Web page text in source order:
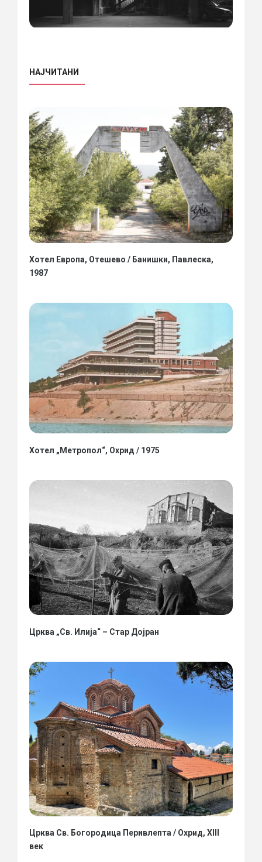
НАЈЧИТАНИ
Хотел Европа, Отешево / Банишки, Павлеска,
1987
Хотел „Метропол“, Охрид / 1975
Црква „Св. Илија“ – Стар Дојран
Црква Св. Богородица Перивлепта / Охрид, XIII
век